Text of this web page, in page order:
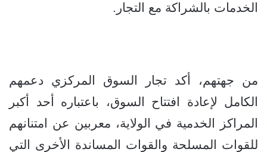
الخدمات بالشراكة مع التجار.
من جهتهم، أكد تجار السوق المركزي دعمهم
الكامل لإعادة افتتاح السوق، باعتباره أحد أكبر
المراكز الخدمية في الولاية، معربين عن امتنانهم
للقوات المسلحة والقوات المساندة الأخرى التي